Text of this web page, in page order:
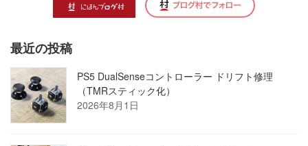
最近の投稿
PS5 DualSenseコントローラー ドリフト修理
（TMRスティック化）
2026年8月1日